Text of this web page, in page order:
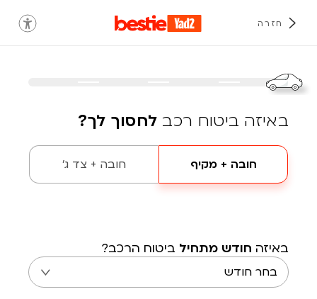
חזרה
באיזה ביטוח רכב לחסוך לך?
חובה + מקיף חובה + צד ג'
באיזה חודש מתחיל ביטוח הרכב?